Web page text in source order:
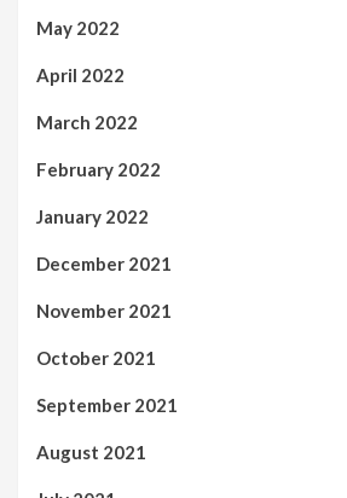
May 2022
April 2022
March 2022
February 2022
January 2022
December 2021
November 2021
October 2021
September 2021
August 2021